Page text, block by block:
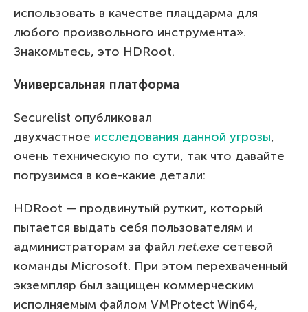
использовать в качестве плацдарма для
любого произвольного инструмента».
Знакомьтесь, это HDRoot.
Универсальная платформа
Securelist опубликовал
двухчастное исследования данной угрозы,
очень техническую по сути, так что давайте
погрузимся в кое-какие детали:
HDRoot — продвинутый руткит, который
пытается выдать себя пользователям и
администраторам за файл net.exe сетевой
команды Microsoft. При этом перехваченный
экземпляр был защищен коммерческим
исполняемым файлом VMProtect Win64,